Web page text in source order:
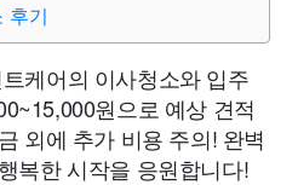
후기
케어의 이사청소와 입주
원으로 예상 견적
외에 추가 비용 주의! 완벽
복한 시작을 응원합니다!